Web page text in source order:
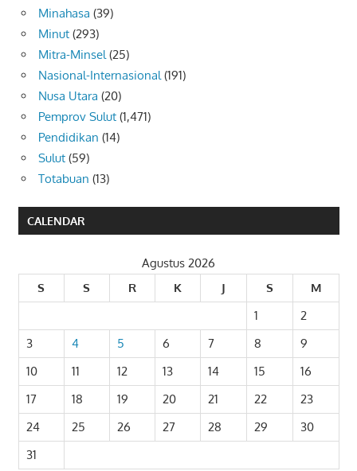
Minahasa (39)
Minut (293)
Mitra-Minsel (25)
Nasional-Internasional (191)
Nusa Utara (20)
Pemprov Sulut (1,471)
Pendidikan (14)
Sulut (59)
Totabuan (13)
CALENDAR
Agustus 2026
S
S R K J S
M
1
2
3
4 5 6 7 8
9
10
11 12 13 14 15
16
17
18 19 20 21 22
23
24
25 26 27 28 29
30
31